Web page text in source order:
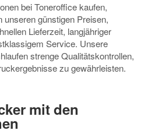
bei Toneroffice kaufen,
günstigen Preisen,
Lieferzeit, langjähriger
Service. Unsere
strenge Qualitätskontrollen,
zu gewährleisten.
mit den